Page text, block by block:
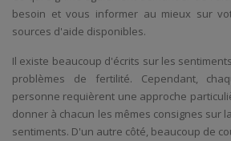
besoin et vous informer au mieux sur
sources d'aide disponibles.
Il existe beaucoup d'écrits sur les
problèmes de fertilité. Cependant,
personne requièrent une approche
donner à chacun les mêmes consignes sur
sentiments. D'un autre côté, beaucoup de